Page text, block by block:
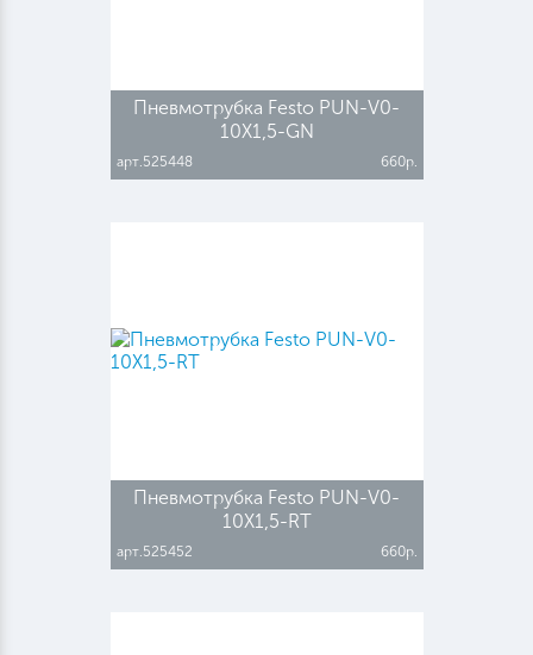
Пневмотрубка Festo PUN-V0-
10X1,5-GN
арт.525448 660р.
Пневмотрубка Festo PUN-V0-
10X1,5-RT
арт.525452 660р.